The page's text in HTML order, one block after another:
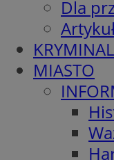
Dla
MIASTO